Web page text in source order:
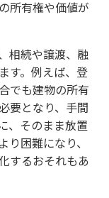
所有権や価値が
相続や譲渡、融
す。例えば、登
でも建物の所有
要となり、手間
、そのまま放置
困難になり、
するおそれもあ